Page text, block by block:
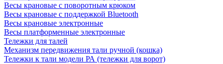
Весы крановые с поворотным крюком
Весы крановые с поддержкой Bluetooth
Весы крановые электронные
Весы платформенные электронные
Тележки для талей
Механизм передвижения тали ручной (кошка)
Тележки к тали модели РА (тележки для ворот)